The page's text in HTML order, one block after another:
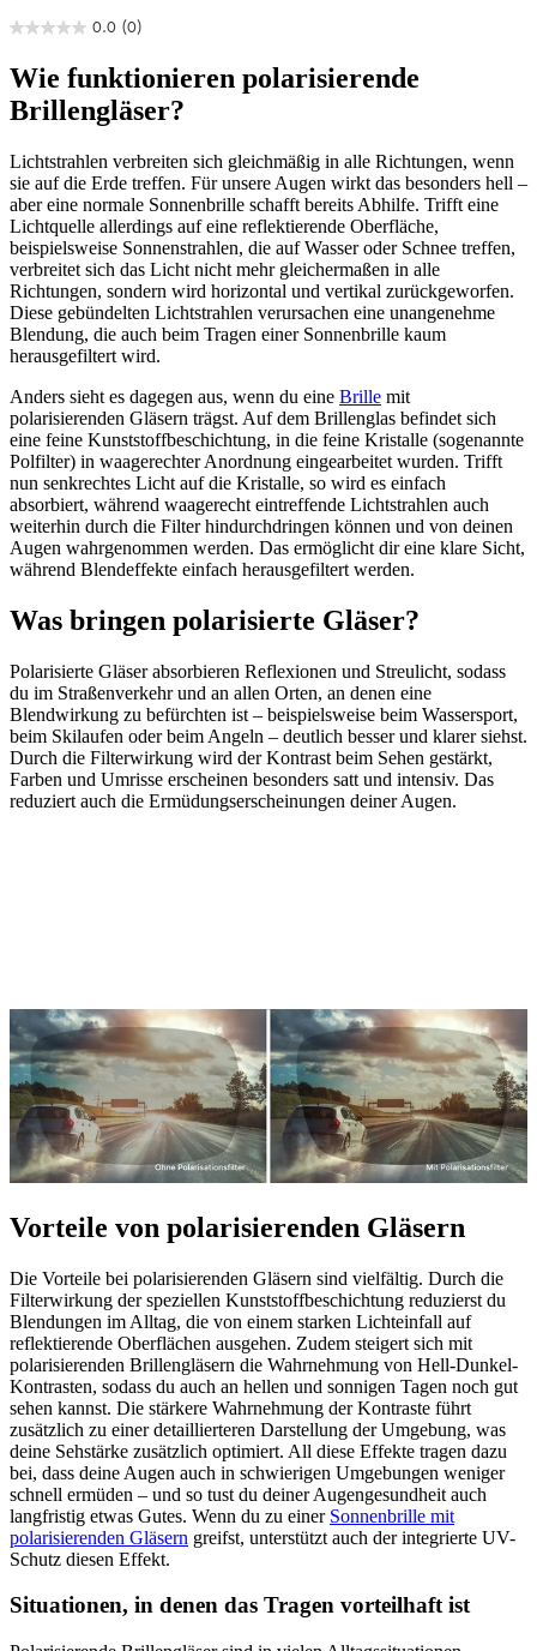
0.0 (0)
0.0
5
Sternen.
Wie funktionieren polarisierende
Brillengläser?
Lichtstrahlen verbreiten sich gleichmäßig in alle Richtungen, wenn
sie auf die Erde treffen. Für unsere Augen wirkt das besonders hell –
aber eine normale Sonnenbrille schafft bereits Abhilfe. Trifft eine
Lichtquelle allerdings auf eine reflektierende Oberfläche,
beispielsweise Sonnenstrahlen, die auf Wasser oder Schnee treffen,
verbreitet sich das Licht nicht mehr gleichermaßen in alle
Richtungen, sondern wird horizontal und vertikal zurückgeworfen.
Diese gebündelten Lichtstrahlen verursachen eine unangenehme
Blendung, die auch beim Tragen einer Sonnenbrille kaum
herausgefiltert wird.
Anders sieht es dagegen aus, wenn du eine Brille mit
polarisierenden Gläsern trägst. Auf dem Brillenglas befindet sich
eine feine Kunststoffbeschichtung, in die feine Kristalle (sogenannte
Polfilter) in waagerechter Anordnung eingearbeitet wurden. Trifft
nun senkrechtes Licht auf die Kristalle, so wird es einfach
absorbiert, während waagerecht eintreffende Lichtstrahlen auch
weiterhin durch die Filter hindurchdringen können und von deinen
Augen wahrgenommen werden. Das ermöglicht dir eine klare Sicht,
während Blendeffekte einfach herausgefiltert werden.
Was bringen polarisierte Gläser?
Polarisierte Gläser absorbieren Reflexionen und Streulicht, sodass
du im Straßenverkehr und an allen Orten, an denen eine
Blendwirkung zu befürchten ist – beispielsweise beim Wassersport,
beim Skilaufen oder beim Angeln – deutlich besser und klarer siehst.
Durch die Filterwirkung wird der Kontrast beim Sehen gestärkt,
Farben und Umrisse erscheinen besonders satt und intensiv. Das
reduziert auch die Ermüdungserscheinungen deiner Augen.
Vorteile von polarisierenden Gläsern
Die Vorteile bei polarisierenden Gläsern sind vielfältig. Durch die
Filterwirkung der speziellen Kunststoffbeschichtung reduzierst du
Blendungen im Alltag, die von einem starken Lichteinfall auf
reflektierende Oberflächen ausgehen. Zudem steigert sich mit
polarisierenden Brillengläsern die Wahrnehmung von Hell-Dunkel-
Kontrasten, sodass du auch an hellen und sonnigen Tagen noch gut
sehen kannst. Die stärkere Wahrnehmung der Kontraste führt
zusätzlich zu einer detaillierteren Darstellung der Umgebung, was
deine Sehstärke zusätzlich optimiert. All diese Effekte tragen dazu
bei, dass deine Augen auch in schwierigen Umgebungen weniger
schnell ermüden – und so tust du deiner Augengesundheit auch
langfristig etwas Gutes. Wenn du zu einer Sonnenbrille mit
polarisierenden Gläsern greifst, unterstützt auch der integrierte UV-
Schutz diesen Effekt.
Situationen, in denen das Tragen vorteilhaft ist